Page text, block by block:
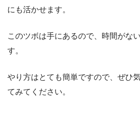
にも活かせます。
このツボは手にあるので、時間がな
す。
やり方はとても簡単ですので、ぜひ
てみてください。